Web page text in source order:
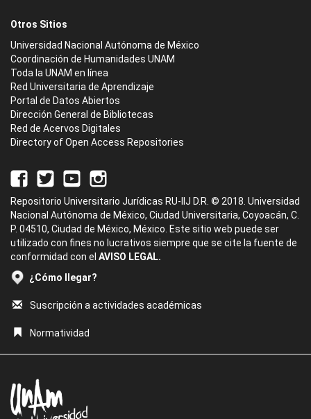
Otros Sitios
Universidad Nacional Autónoma de México
Coordinación de Humanidades UNAM
Toda la UNAM en línea
Red Universitaria de Aprendizaje
Portal de Datos Abiertos
Dirección General de Bibliotecas
Red de Acervos Digitales
Directory of Open Access Repositories
Repositorio Universitario Jurídicas RU-IIJ D.R. © 2018. Universidad
Nacional Autónoma de México, Ciudad Universitaria, Coyoacán, C.
P. 04510, Ciudad de México, México. Este sitio web puede ser
utilizado con fines no lucrativos siempre que se cite la fuente de
conformidad con el AVISO LEGAL.
¿Cómo llegar?
Suscripción a actividades académicas
Normatividad